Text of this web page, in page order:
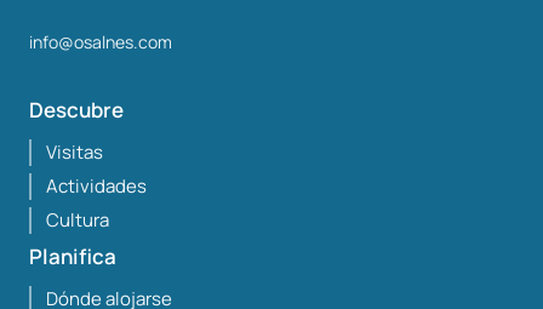
info@osalnes.com
Descubre
Visitas
Actividades
Cultura
Planifica
Dónde alojarse